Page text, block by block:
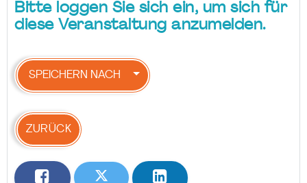
Bitte loggen Sie sich ein, um sich für
diese Veranstaltung anzumelden.
SPEICHERN NACH
ZURÜCK